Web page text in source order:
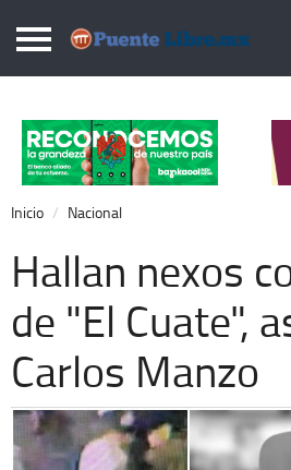
Puentelibre.mx
Local
Nacional
Opinión
Cronos
Economía
Espectáculos
Extra +
Inicio Nacional
Hallan nexos
de "El Cuate",
Carlos Manzo